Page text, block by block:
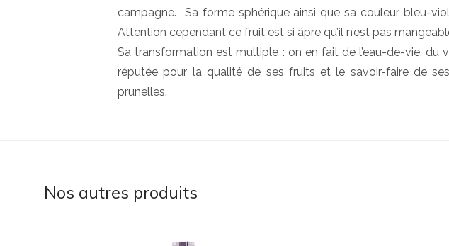
campagne. Sa forme sphérique ainsi que sa couleur bleu-
Attention cependant ce fruit est si âpre qu’il n’est pas
Sa transformation est multiple : on en fait de l’eau-de-vie, du
réputée pour la qualité de ses fruits et le savoir-faire de
prunelles.
Nos autres produits